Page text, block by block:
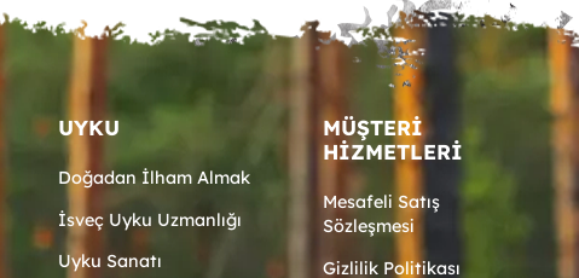
UYKU
Doğadan İlham Almak
İsveç Uyku Uzmanlığı
Uyku Sanatı
MÜŞTERI
HIZMETLERI
Mesafeli Satış
Sözleşmesi
Gizlilik Politikası